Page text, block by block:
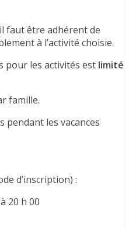
faut être adhérent de
à l’activité choisie.
pour les activités est limité
famille.
pendant les vacances
d’inscription) :
20 h 00